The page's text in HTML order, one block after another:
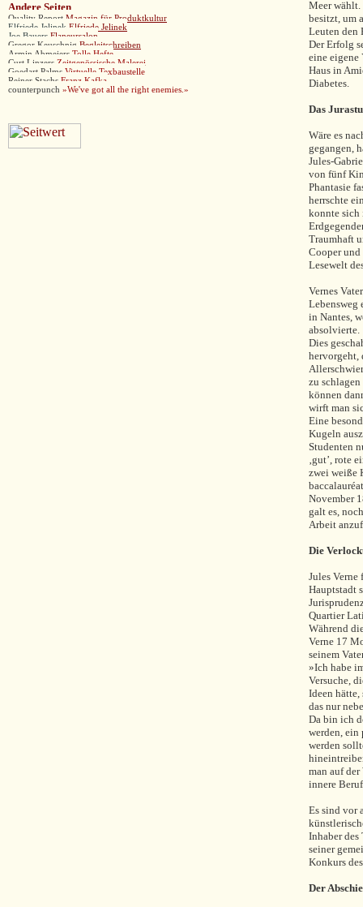
Andere Seiten
Quality Report Magazin für Produktkultur
Elfriede Jelinek Elfriede Jelinek
Joe Bauers Flaneursalon
Gregor Keuschnig Begleitschreiben
Armin Abmeiers Tolle Hefte
Curt Linzers Zeitgenössische Malerei
Goedart Palms Virtuelle Texbaustelle
Reiner Stachs Franz Kafka
counterpunch »We've got all the right enemies.»
Meer wählt.
besitzt, um
Leuten den
Der Erfolg
eine eigene
Haus in
Diabetes.
Das
Wäre es
gegangen,
Jules-
von fünf
Phantasie
herrschte
konnte sich
Traumhaft
Cooper und
Lesewelt
Vernes
Lebensweg
in Nantes,
absolvierte.
Dies
hervorgeht,
zu schlagen
können
wirft man
Eine
Kugeln
Studenten
‚gut’, rote
zwei weiße
November
galt es,
Arbeit
Die
Jules Verne
Hauptstadt
Quartier
Während
Verne 17
seinem
»Ich habe
Versuche,
Ideen
das nur
Da bin ich
werden, ein
werden
man auf
innere
Es sind vor
Inhaber
seiner
Konkurs
Der